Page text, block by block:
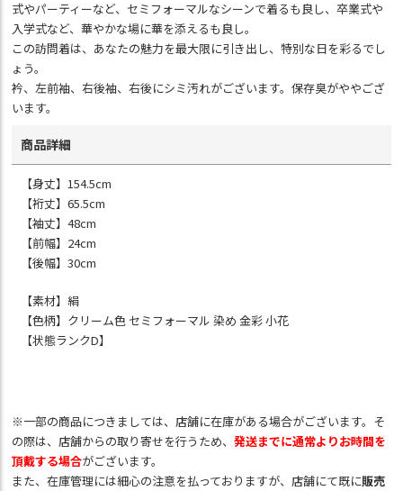
式やパーティーなど、セミフォーマルなシーンで着るも良し、卒業式や
入学式など、華やかな場に華を添えるも良し。
この訪問着は、あなたの魅力を最大限に引き出し、特別な日を彩るでし
ょう。
衿、左前袖、右後袖、右後にシミ汚れがございます。保存臭がややござ
います。
商品詳細
【身丈】154.5cm
【裄丈】65.5cm
【袖丈】48cm
【前幅】24cm
【後幅】30cm
【素材】絹
【色柄】クリーム色 セミフォーマル 染め 金彩 小花
【状態ランクD】
※一部の商品につきましては、店舗に在庫がある場合がございます。そ
の際は、店舗からの取り寄せを行うため、発送までに通常よりお時間を
頂戴する場合がございます。
また、在庫管理には細心の注意を払っておりますが、店舗にて既に販売